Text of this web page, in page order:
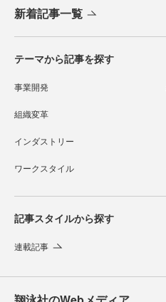
新着記事一覧
テーマから記事を探す
事業開発
組織変革
インダストリー
ワークスタイル
記事スタイルから探す
連載記事